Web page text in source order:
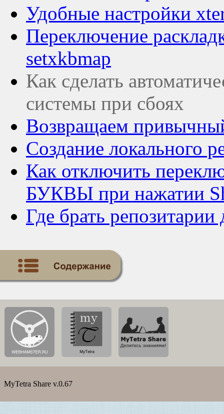
Удобные настройки
Переключение
setxkbmap
Как сделать
системы при сбоях
Возвращаем
Создание локального
Как отключить
БУКВЫ при нажатии
Где брать
MyTetra Share v.0.67